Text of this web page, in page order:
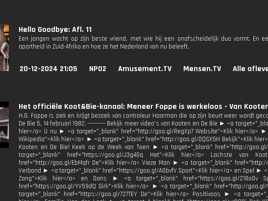
Hello Goodbye: Afl. 11
Een jongen wacht op zijn beste vriend, met wie hij een onafscheidelijk duo vormt. En
apartheid in Zuid-Afrika en hoe ze het Nederland van nu beleeft.
20-12-2024 21:05 NPO2 Amusement.TV Mensen.TV Alle
Het officiële Koot&Bie-kanaal: Meneer Foppe is werkeloos - Van
H.G. Foppe is ziek en krijgt bezoek van controleur Haarman die op zijn beurt weer wordt
De Bie 5, 14 februari 1982. --------- Bekijk meer video’s van Kooten en De Bie ► <a
hier</a> U nu ► <a target="_blank" href="http://goo.gl/RegXp7 Website">Klik hier</a>
Wikipedia">Klik hier</a> ► <a target="_blank" href="http://goo.gl/DQSX5H Bekijk">Klik
Kooten en De Bie! Keek op de Week van Toen ► <a target="_blank" href="http://
target="_blank" href="https://goo.gl/J3g4Gq Het">Klik hier</a> Lachste van
href="http://goo.gl/EbMqfr De">Klik hier</a> Vieze Man ► <a target="_blank"
Verbond ► <a target="_blank" href="https://goo.gl/AGbvfV Sport">Klik hier</a> en Spel ►
Zang">Klik hier</a> en Dans ► <a target="_blank" href="https://goo.gl/218oGv
href="https://goo.gl/YV59dQ Dirk">Klik hier</a> ► <a target="_blank" href="http://
target="_blank" href="https://goo.gl/727TEY De">Klik hier</a> Positivoos ► <a